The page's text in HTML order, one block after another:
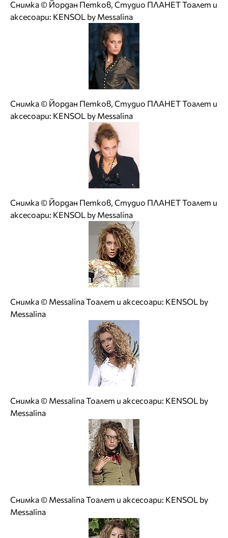
Снимка © Йордан Петков, Студио ПЛАНЕТ Тоалет и
аксесоари: KENSOL by Messalina
Снимка © Йордан Петков, Студио ПЛАНЕТ Тоалет и
аксесоари: KENSOL by Messalina
Снимка © Йордан Петков, Студио ПЛАНЕТ Тоалет и
аксесоари: KENSOL by Messalina
Снимка © Messalina Тоалет и аксесоари: KENSOL by
Messalina
Снимка © Messalina Тоалет и аксесоари: KENSOL by
Messalina
Снимка © Messalina Тоалет и аксесоари: KENSOL by
Messalina